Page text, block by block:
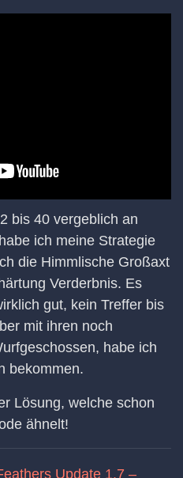
bis 40 vergeblich an
ich meine Strategie
die Himmlische Großaxt
Verderbnis. Es
gut, kein Treffer bis
mit ihren noch
habe ich
bekommen.
Lösung, welche schon
ähnelt!
Update 1.7 –